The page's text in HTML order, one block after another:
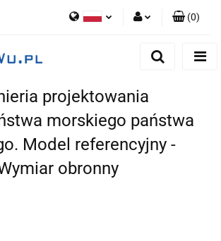
Dodaj zgłoszenie
Zgody cookies
(0)
projektowania
morskiego państwa
Model referencyjny -
obronny